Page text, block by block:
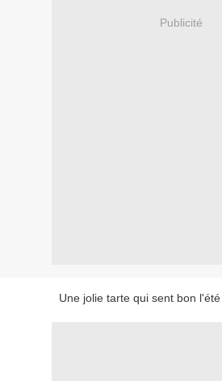
Publicité
Une jolie tarte qui sent bon